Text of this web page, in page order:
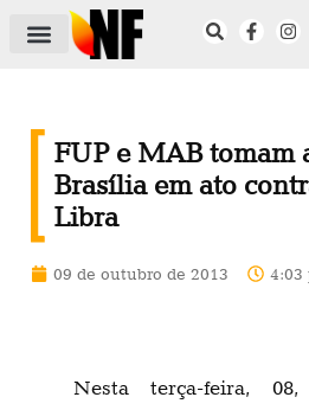
FUP e MAB tomam
Brasília em ato
Libra
09 de outubro de 2013 4:03
Nesta terça-feira,